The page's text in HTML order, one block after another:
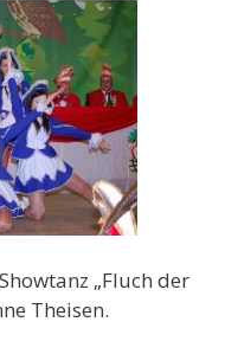
„Fluch der
Theisen.